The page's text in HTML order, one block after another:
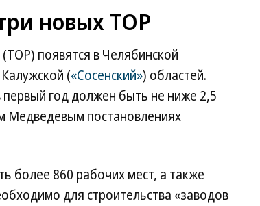
новых ТОР
появятся в Челябинской
(«Сосенский») областей.
год должен быть не ниже 2,5
Медведевым постановлениях
более 860 рабочих мест, а также
для строительства «заводов